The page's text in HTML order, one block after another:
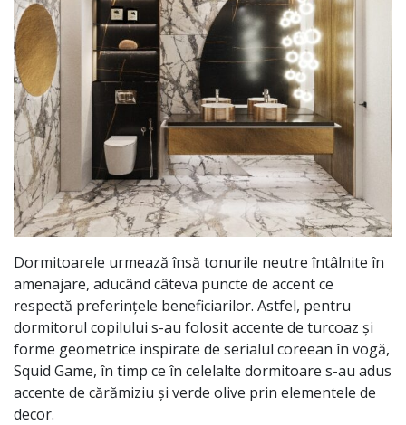
Dormitoarele urmează însă tonurile neutre întâlnite în
amenajare, aducând câteva puncte de accent ce
respectă preferințele beneficiarilor. Astfel, pentru
dormitorul copilului s-au folosit accente de turcoaz și
forme geometrice inspirate de serialul coreean în vogă,
Squid Game, în timp ce în celelalte dormitoare s-au adus
accente de cărămiziu și verde olive prin elementele de
decor.